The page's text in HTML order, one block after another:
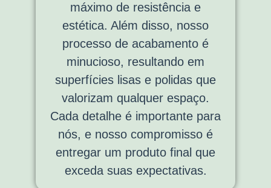
máximo de resistência e
estética. Além disso, nosso
processo de acabamento é
minucioso, resultando em
superfícies lisas e polidas que
valorizam qualquer espaço.
Cada detalhe é importante para
nós, e nosso compromisso é
entregar um produto final que
exceda suas expectativas.